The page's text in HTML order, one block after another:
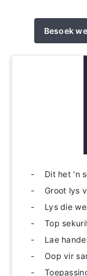
Besoek
Dit het 'n
Groot lys
Lys die
Top
Lae
Oop vir